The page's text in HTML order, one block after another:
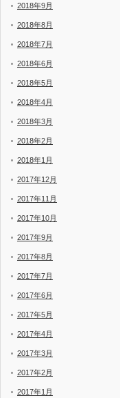
2018年9月
2018年8月
2018年7月
2018年6月
2018年5月
2018年4月
2018年3月
2018年2月
2018年1月
2017年12月
2017年11月
2017年10月
2017年9月
2017年8月
2017年7月
2017年6月
2017年5月
2017年4月
2017年3月
2017年2月
2017年1月